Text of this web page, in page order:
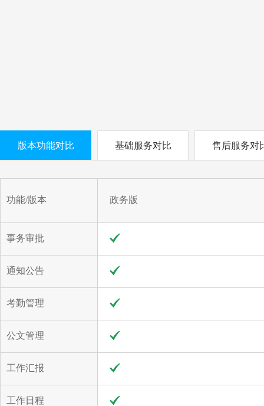
版本功能对比 基础服务对比 售后服务对
功能/版本 政务版
事务审批
通知公告
考勤管理
公文管理
工作汇报
工作日程